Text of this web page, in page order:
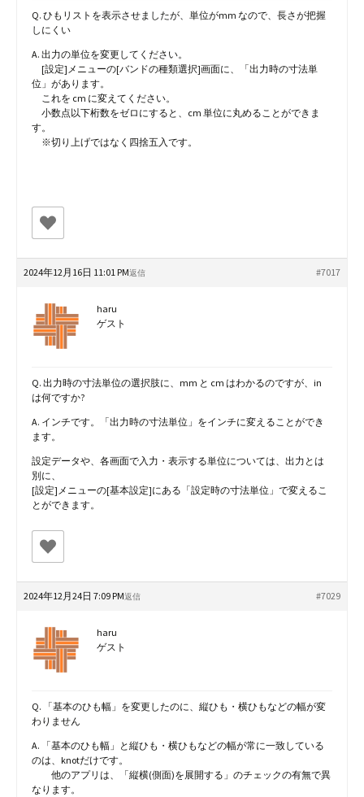
Q. ひもリストを表示させましたが、単位がmm なので、長さが把握
しにくい
A. 出力の単位を変更してください。
[設定]メニューの[バンドの種類選択]画面に、「出力時の寸法単
位」があります。
これを cm に変えてください。
小数点以下桁数をゼロにすると、cm 単位に丸めることができま
す。
※切り上げではなく四捨五入です。
2024年12月16日 11:01 PM #7017
返信
haru
ゲスト
Q. 出力時の寸法単位の選択肢に、mm と cm はわかるのですが、in
は何ですか?
A. インチです。「出力時の寸法単位」をインチに変えることができ
ます。
設定データや、各画面で入力・表示する単位については、出力とは
別に、
[設定]メニューの[基本設定]にある「設定時の寸法単位」で変えるこ
とができます。
2024年12月24日 7:09 PM #7029
返信
haru
ゲスト
Q. 「基本のひも幅」を変更したのに、縦ひも・横ひもなどの幅が変
わりません
A. 「基本のひも幅」と縦ひも・横ひもなどの幅が常に一致している
のは、knotだけです。
他のアプリは、「縦横(側面)を展開する」のチェックの有無で異
なります。